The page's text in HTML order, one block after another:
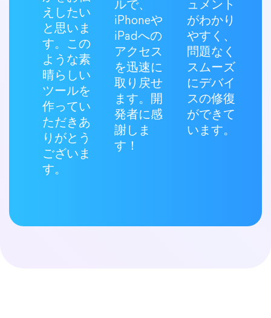
えしたい
と思いま
す。この
ような素
晴らしい
ツールを
作ってい
ただきあ
りがとう
ございま
す。
ルで、
iPhoneや
iPadへの
アクセス
を迅速に
取り戻せ
ます。開
発者に感
謝しま
す！
ュメント
がわかり
やすく、
問題なく
スムーズ
にデバイ
スの修復
ができて
います。